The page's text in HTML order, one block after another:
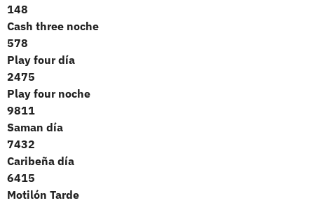
148
Cash three noche
578
Play four día
2475
Play four noche
9811
Saman día
7432
Caribeña día
6415
Motilón Tarde